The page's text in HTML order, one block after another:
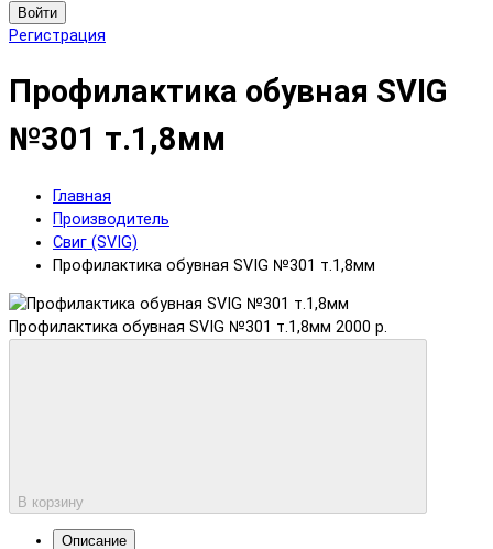
Войти
Регистрация
Профилактика обувная SVIG
№301 т.1,8мм
Главная
Производитель
Свиг (SVIG)
Профилактика обувная SVIG №301 т.1,8мм
Профилактика обувная SVIG №301 т.1,8мм 2000 р.
В корзину
Описание